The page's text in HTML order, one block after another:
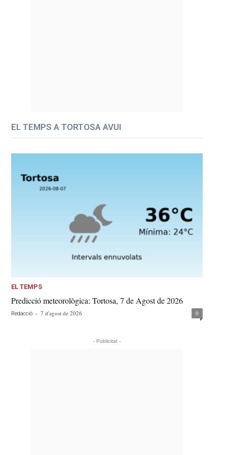
EL TEMPS A TORTOSA AVUI
EL TEMPS
Predicció meteorològica: Tortosa, 7 de Agost de 2026
Redacció - 7 d'agost de 2026 0
- Publicitat -